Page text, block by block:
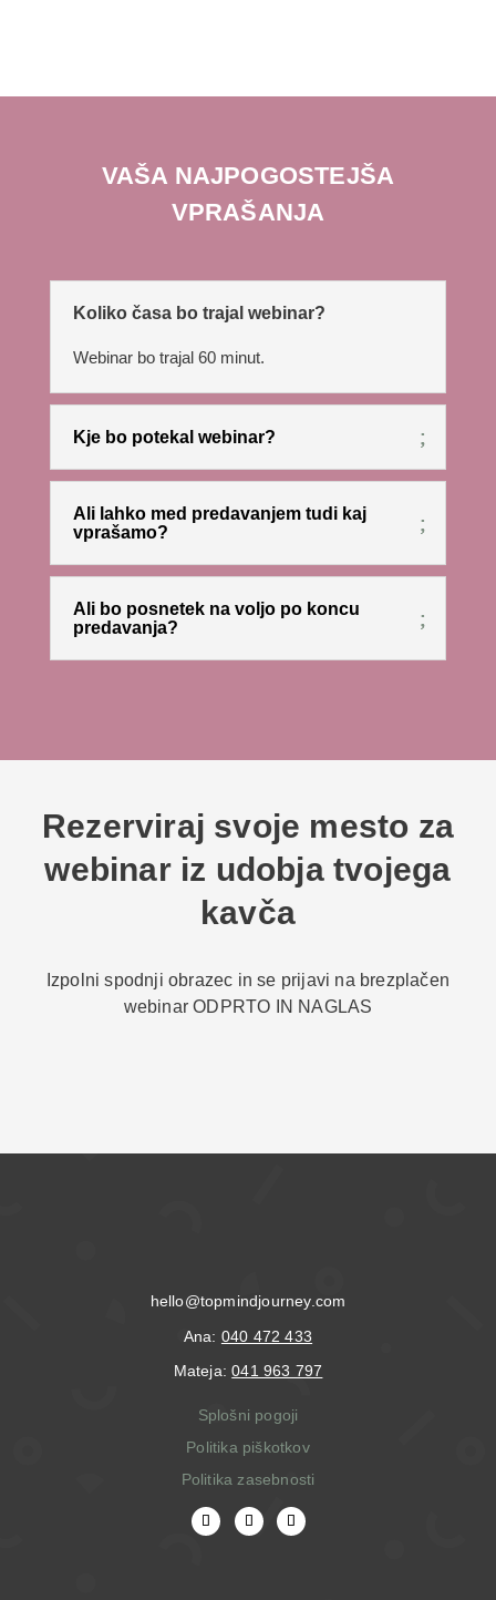
VAŠA NAJPOGOSTEJŠA
VPRAŠANJA
Koliko časa bo trajal webinar?
Webinar bo trajal 60 minut.
Kje bo potekal webinar?
Ali lahko med predavanjem tudi kaj
vprašamo?
Ali bo posnetek na voljo po koncu
predavanja?
Rezerviraj svoje mesto za
webinar iz udobja tvojega
kavča
Izpolni spodnji obrazec in se prijavi na brezplačen
webinar ODPRTO IN NAGLAS
hello@topmindjourney.com
Ana: 040 472 433
Mateja:041 963 797
Splošni pogoji
Politika piškotkov
Politika zasebnosti